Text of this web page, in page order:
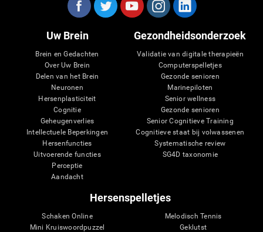
Uw Brein
Brein en Gedachten
Over Uw Brein
Delen van het Brein
Neuronen
Hersenplasticiteit
Cognitie
Geheugenverlies
Intellectuele Beperkingen
Hersenfuncties
Uitvoerende functies
Perceptie
Aandacht
Gezondheidsonderzoek
Validatie van digitale therapieën
Computerspelletjes
Gezonde senioren
Marinepiloten
Senior wellness
Gezonde senioren
Senior Cognitieve Training
Cognitieve staat bij volwassenen
Systematische review
SG4D taxonomie
Hersenspelletjes
Schaken Online
Mini Kruiswoordpuzzel
Melodisch Tennis
Geklutst